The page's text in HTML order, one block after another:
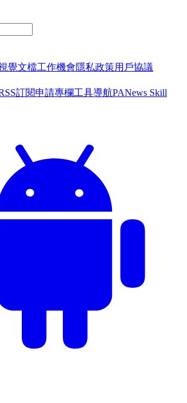
覺文檔工作機會隱私政策用戶協議
訂閱申請專欄工具導航PANews Skill